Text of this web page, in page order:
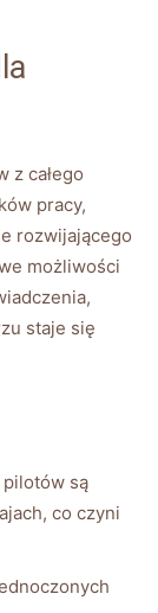
z całego
pracy,
rozwijającego
możliwości
staje się
są
co czyni